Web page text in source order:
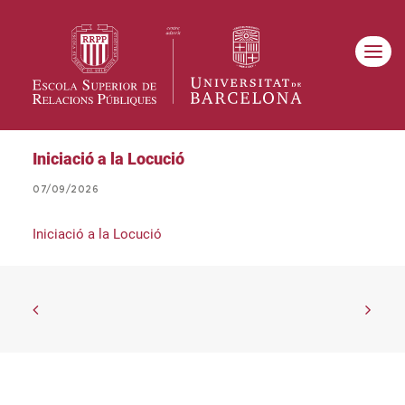
Iniciació a la Locució
07/09/2026
Iniciació a la Locució